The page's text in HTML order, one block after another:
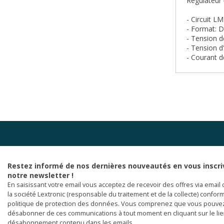
- Circuit
- Format:
- Tension
- Tension
- Courant
Restez informé de nos dernières nouveautés en vous
notre newsletter !
En saisissant votre email vous acceptez de recevoir des offres via email
la société Lextronic (responsable du traitement et de la collecte)
politique de protection des données. Vous comprenez que vous
désabonner de ces communications à tout moment en cliquant sur le